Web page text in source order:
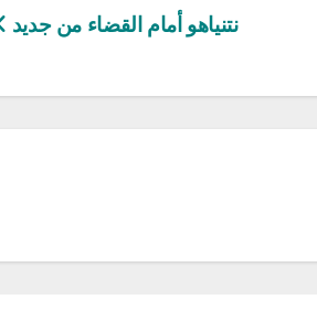
نتنياهو أمام القضاء من جديد